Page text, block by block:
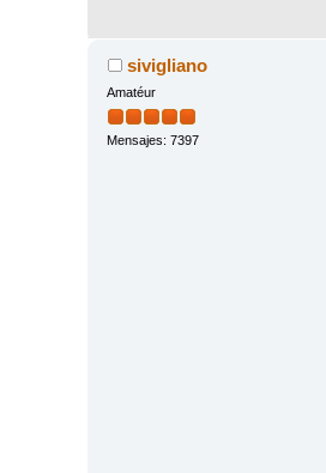
sivigliano
Amatéur
Mensajes: 7397